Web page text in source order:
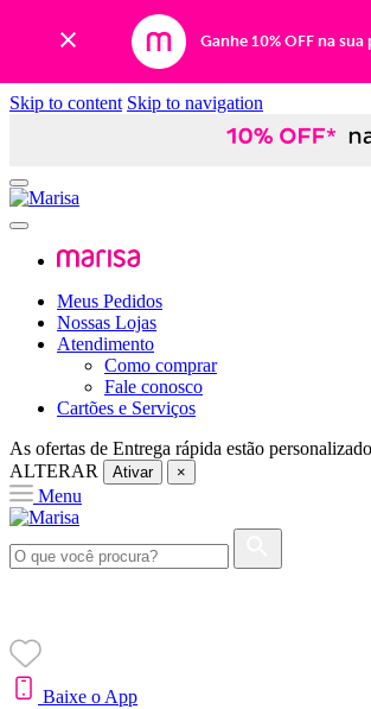
Ganhe 10% OFF na
Skip to content Skip to navigation
Meus Pedidos
Nossas Lojas
Atendimento
Como comprar
Fale conosco
Cartões e Serviços
As ofertas de Entrega rápida estão
ALTERAR
Ativar ×
Menu
Baixe o App